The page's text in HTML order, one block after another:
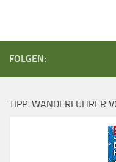
FOLGEN:
TIPP: WANDERFÜHRER